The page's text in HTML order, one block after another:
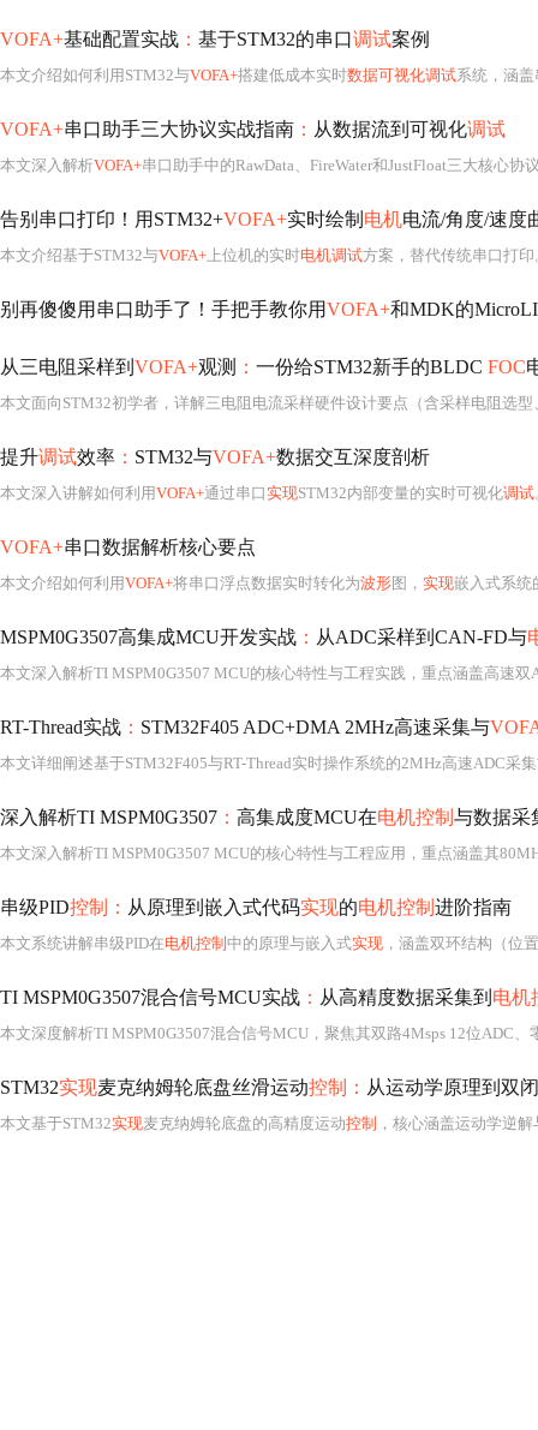
VOFA+基础配置实战 ： 基于STM32的串口调试案例
本文介绍如何利用STM32与VOFA+搭建低成本实时数据可视化调试系统，涵盖
VOFA+串口助手三大协议实战指南 ： 从数据流到可视化调试
本文深入解析VOFA+串口助手中的RawData、FireWater和JustFloat三大核心协
告别串口打印！用STM32+VOFA+实时绘制 电机电流/角度/速度
本文介绍基于STM32与VOFA+ 上位机的实时电机调试方案，替代传统串口打印
别再傻傻用串口助手了！手把手教你用VOFA+和MDK的
从三电阻采样到 VOFA+观测 ： 一份给STM32新手的BLDC FOC
提升调试效率 ： STM32与VOFA+数据交互深度剖析
本文深入讲解如何利用VOFA+通过串口实现STM32内部变量的实时可视化调试
VOFA+串口数据解析核心要点
本文介绍如何利用VOFA+将串口浮点数据实时转化为波形图， 实现嵌入式系统
MSPM0G3507高集成MCU开发实战 ： 从ADC采样到CAN-FD与
RT-Thread实战 ： STM32F405 ADC+DMA 2MHz高速采集与
深入解析TI MSPM0G3507 ： 高集成度MCU在电机控制 与数据采
串级PID控制： 从原理到嵌入式代码实现的电机控制 进阶指南
本文系统讲解串级PID在电机控制 中的原理与嵌入式实现 ，涵盖双环结构（位置环+速度环）的信号流、离散化
TI MSPM0G3507混合信号MCU实战 ： 从高精度数据采集到 电机
STM32实现麦克纳姆轮底盘丝滑运动控制： 从运动学原理到双
本文基于STM32实现麦克纳姆轮底盘的高精度运动控制 ，核心涵盖运动学逆